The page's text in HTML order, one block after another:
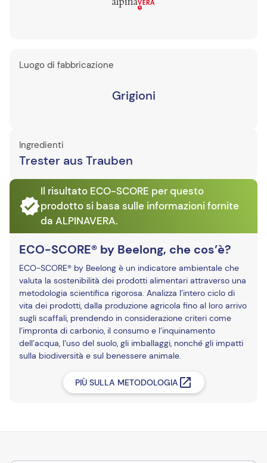
Luogo di fabbricazione
Grigioni
Ingredienti
Trester aus Trauben
Il risultato ECO-SCORE per questo
prodotto si basa sulle informazioni fornite
da ALPINAVERA.
ECO-SCORE® by Beelong, che cos’è?
ECO-SCORE® by Beelong è un indicatore ambientale che
valuta la sostenibilità dei prodotti alimentari attraverso una
metodologia scientifica rigorosa. Analizza l’intero ciclo di
vita dei prodotti, dalla produzione agricola fino al loro arrivo
sugli scaffali, prendendo in considerazione criteri come
l’impronta di carbonio, il consumo e l’inquinamento
dell’acqua, l’uso del suolo, gli imballaggi, nonché gli impatti
sulla biodiversità e sul benessere animale.
PIÙ SULLA METODOLOGIA